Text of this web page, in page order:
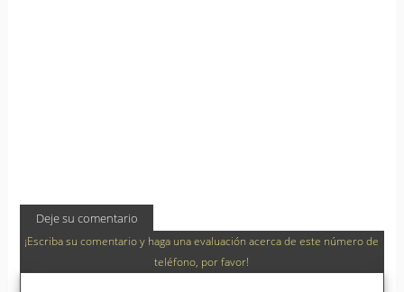
Deje su comentario
¡Escriba su comentario y haga una evaluación acerca de este número de
teléfono, por favor!